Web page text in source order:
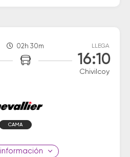
02h 30m LLEGA
16:10
Chivilcoy
CAMA
información